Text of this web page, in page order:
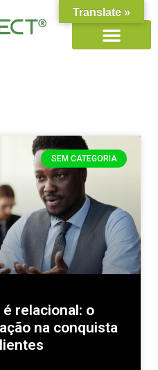
SEM CATEGORIA
relacional: o
na conquista
Translate »